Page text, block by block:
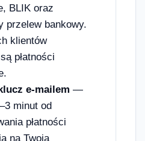
BLIK oraz
przelew bankowy.
klientów
płatności
e-mailem —
minut od
płatności
na Twoją